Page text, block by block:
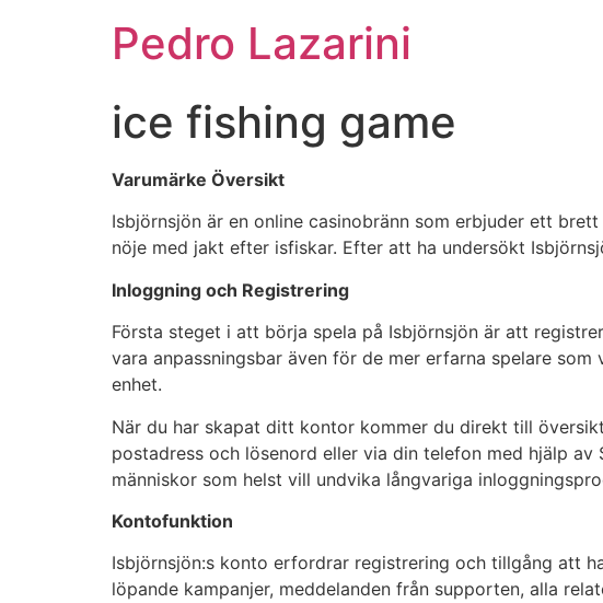
Pedro Lazarini
ice fishing game
Varumärke Översikt
Isbjörnsjön är en online casinobränn som erbjuder ett
nöje med jakt efter isfiskar. Efter att ha undersökt
Inloggning och Registrering
Första steget i att börja spela på Isbjörnsjön är att
vara anpassningsbar även för de mer erfarna spelare som
enhet.
När du har skapat ditt kontor kommer du direkt till
postadress och lösenord eller via din telefon med hjälp
människor som helst vill undvika långvariga
Kontofunktion
Isbjörnsjön:s konto erfordrar registrering och tillgång att
löpande kampanjer, meddelanden från supporten, alla